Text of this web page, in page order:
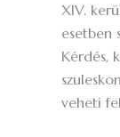
XIV.
esetben
Kérdés,
veheti